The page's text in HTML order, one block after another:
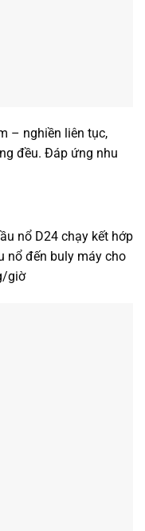
– nghiền liên tục,
đều. Đáp ứng nhu
nổ D24 chạy kết hớp
nổ đến buly máy cho
giờ